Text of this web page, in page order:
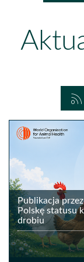
Publikacja
przez
deklaracji
odzyskaniu
przez
Polskę
statusu
kraju
wolnego
od
Publikacja
Polskę statusu
drobiu